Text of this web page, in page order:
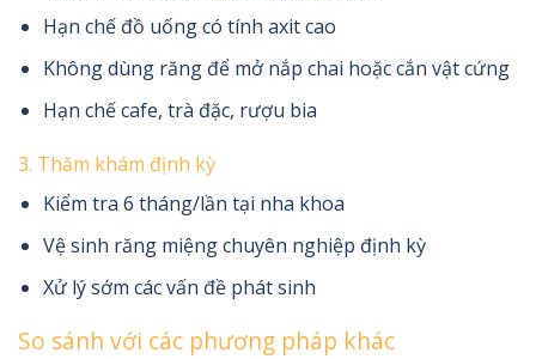
Hạn chế đồ uống có tính axit cao
Không dùng răng để mở nắp chai hoặc cắn vật cứng
Hạn chế cafe, trà đặc, rượu bia
3. Thăm khám định kỳ
Kiểm tra 6 tháng/lần tại nha khoa
Vệ sinh răng miệng chuyên nghiệp định kỳ
Xử lý sớm các vấn đề phát sinh
So sánh với các phương pháp khác